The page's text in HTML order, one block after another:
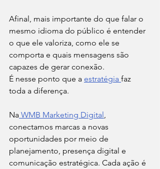
Afinal, mais importante do que falar o
mesmo idioma do público é entender
o que ele valoriza, como ele se
comporta e quais mensagens são
capazes de gerar conexão.
É nesse ponto que a estratégia faz
toda a diferença.
Na WMB Marketing Digital,
conectamos marcas a novas
oportunidades por meio de
planejamento, presença digital e
comunicação estratégica. Cada ação é